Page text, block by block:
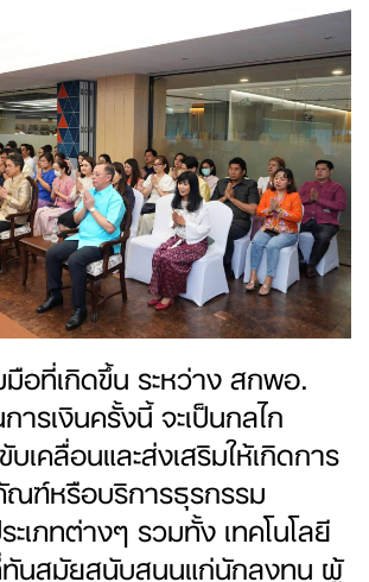
อที่เกิดขึ้น ระหว่าง สกพอ.
ารเงินครั้งนี้ จะเป็นกลไก
เคลื่อนและส่งเสริมให้เกิดการ
หรือบริการธุรกรรม
ะเภทต่างๆ รวมทั้ง เทคโนโลยี
ทันสมัยสนับสนุนแก่นักลงทุน ผู้